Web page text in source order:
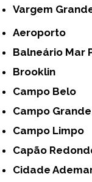
Vargem
Aeroporto
Balneário Mar
Brooklin
Campo Belo
Campo Grande
Campo Limpo
Capão
Cidade